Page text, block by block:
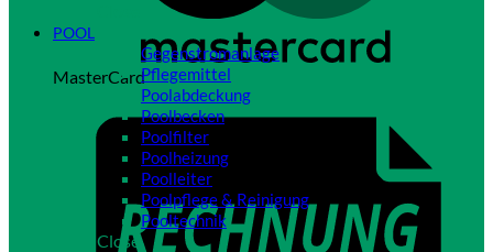
MasterCard
POOL
Gegenstromanlage
Pflegemittel
Poolabdeckung
Poolbecken
Poolfilter
Poolheizung
Poolleiter
Poolpflege & Reinigung
Pooltechnik
Close